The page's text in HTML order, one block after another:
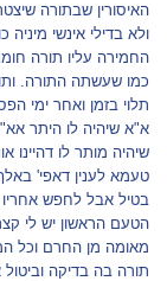
האיסורין שבתורה
ולא בדילי אינשי
החמירה עליו תורה
כמו שעשתה התורה.
תלוי בזמן ואחר ימי
א"א שיהיה לו היתר
שיהיה מותר לו דהיינו
טעמא לענין דאפי'
בטיל אבל לחפש אחריו
הטעם הראשון יש לי
מאומה מן החרם וכל
תורה בה בדיקה